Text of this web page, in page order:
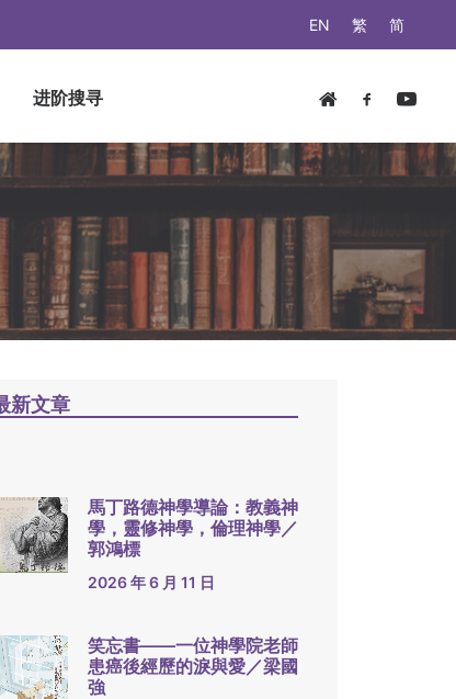
EN 繁 简
进阶搜寻
新文章
馬丁路德神學導論：教義神
學，靈修神學，倫理神學／
郭鴻標
2026 年 6 月 11 日
笑忘書——一位神學院老師
患癌後經歷的淚與愛／梁國
強